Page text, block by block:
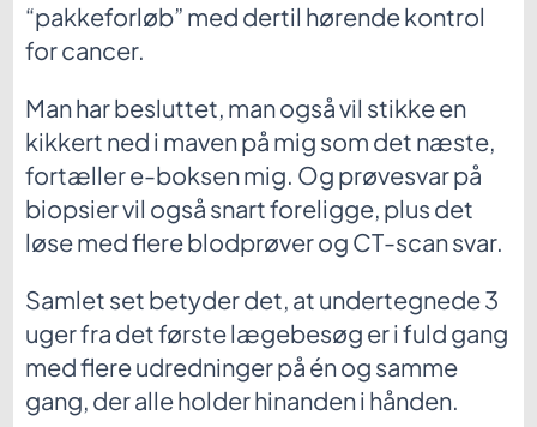
“pakkeforløb” med dertil hørende kontrol
for cancer.
Man har besluttet, man også vil stikke en
kikkert ned i maven på mig som det næste,
fortæller e-boksen mig. Og prøvesvar på
biopsier vil også snart foreligge, plus det
løse med flere blodprøver og CT-scan svar.
Samlet set betyder det, at undertegnede 3
uger fra det første lægebesøg er i fuld gang
med flere udredninger på én og samme
gang, der alle holder hinanden i hånden.